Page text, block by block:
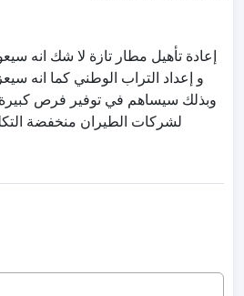
إعادة تأهيل مطار تازة لا شك انه
و إعداد التراب الوطني كما انه
وبذلك سيساهم في توفير فرص كبيرة
لشركات الطيران منخفضة